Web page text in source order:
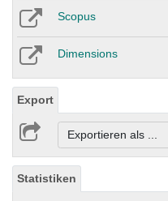
Scopus
Dimensions
Export
Exportieren als ...
Statistiken